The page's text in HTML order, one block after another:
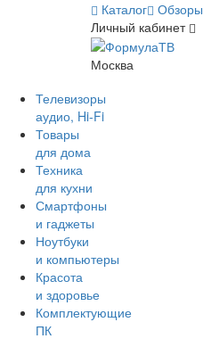
Каталог Обзоры
Личный кабинет
Москва
Телевизоры
аудио, Hi-Fi
Товары
для дома
Техника
для кухни
Смартфоны
и гаджеты
Ноутбуки
и компьютеры
Красота
и здоровье
Комплектующие
ПК